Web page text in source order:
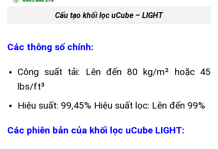
Cấu tạo khối lọc uCube – LIGHT
Các thông số chính:
Công suất tải: Lên đến 80 kg/m² hoặc 45
lbs/ft³
Hiệu suất: 99,45% Hiệu suất lọc: Lên đến 99%
Các phiên bản của khối lọc uCube LIGHT: